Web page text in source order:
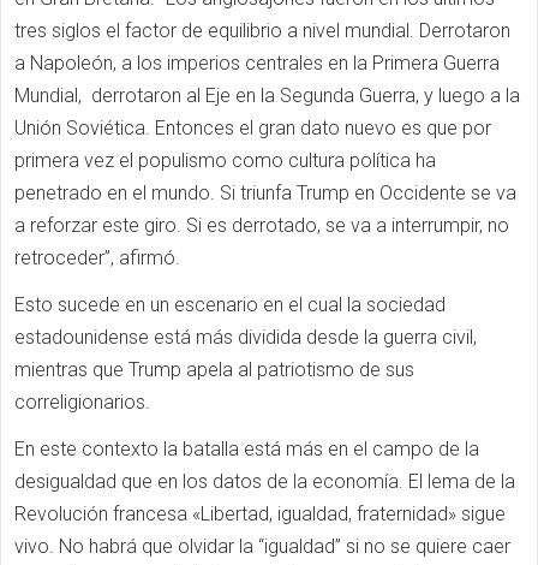
tres siglos el factor de equilibrio a nivel mundial. Derrotaron
a Napoleón, a los imperios centrales en la Primera Guerra
Mundial, derrotaron al Eje en la Segunda Guerra, y luego a la
Unión Soviética. Entonces el gran dato nuevo es que por
primera vez el populismo como cultura política ha
penetrado en el mundo. Si triunfa Trump en Occidente se va
a reforzar este giro. Si es derrotado, se va a interrumpir, no
retroceder”, afirmó.
Esto sucede en un escenario en el cual la sociedad
estadounidense está más dividida desde la guerra civil,
mientras que Trump apela al patriotismo de sus
correligionarios.
En este contexto la batalla está más en el campo de la
desigualdad que en los datos de la economía. El lema de la
Revolución francesa «Libertad, igualdad, fraternidad» sigue
vivo. No habrá que olvidar la “igualdad” si no se quiere caer